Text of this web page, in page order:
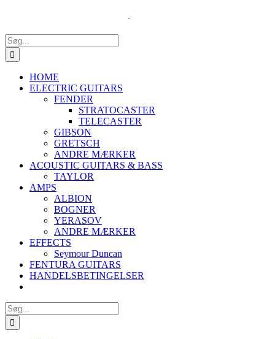
Søg
efter:
HOME
ELECTRIC GUITARS
FENDER
STRATOCASTER
TELECASTER
GIBSON
GRETSCH
ANDRE MÆRKER
ACOUSTIC GUITARS & BASS
TAYLOR
AMPS
ALBION
BOGNER
YERASOV
ANDRE MÆRKER
EFFECTS
Seymour Duncan
FENTURA GUITARS
HANDELSBETINGELSER
Søg
efter: